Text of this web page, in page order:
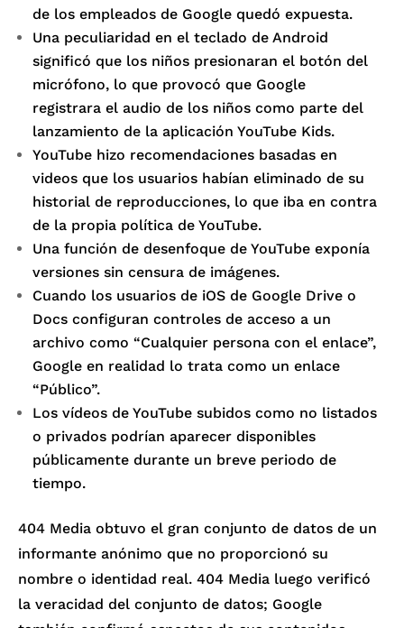
de los empleados de Google quedó expuesta.
Una peculiaridad en el teclado de Android
significó que los niños presionaran el botón del
micrófono, lo que provocó que Google
registrara el audio de los niños como parte del
lanzamiento de la aplicación YouTube Kids.
YouTube hizo recomendaciones basadas en
videos que los usuarios habían eliminado de su
historial de reproducciones, lo que iba en contra
de la propia política de YouTube.
Una función de desenfoque de YouTube exponía
versiones sin censura de imágenes.
Cuando los usuarios de iOS de Google Drive o
Docs configuran controles de acceso a un
archivo como “Cualquier persona con el enlace”,
Google en realidad lo trata como un enlace
“Público”.
Los vídeos de YouTube subidos como no listados
o privados podrían aparecer disponibles
públicamente durante un breve periodo de
tiempo.
404 Media obtuvo el gran conjunto de datos de un
informante anónimo que no proporcionó su
nombre o identidad real. 404 Media luego verificó
la veracidad del conjunto de datos; Google